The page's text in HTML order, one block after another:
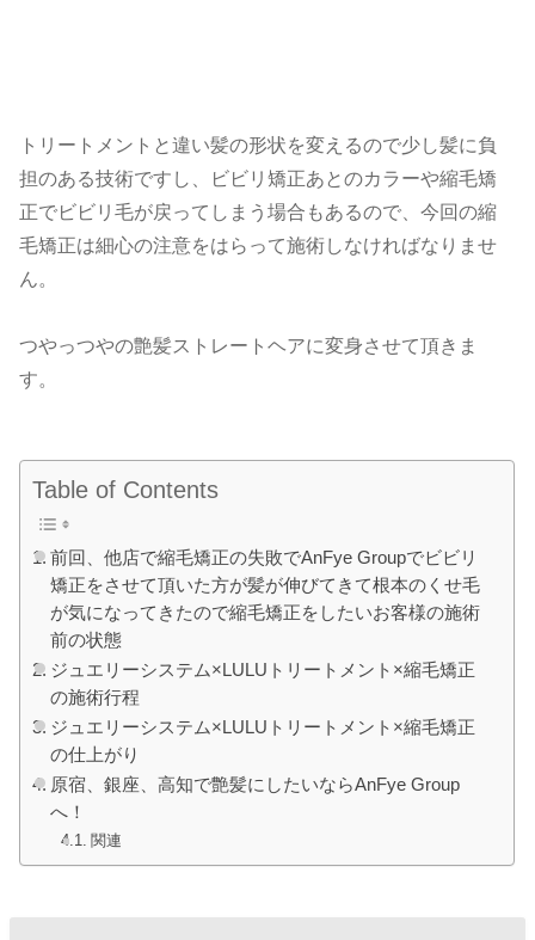
トリートメントと違い髪の形状を変えるので少し髪に負
担のある技術ですし、ビビリ矯正あとのカラーや縮毛矯
正でビビリ毛が戻ってしまう場合もあるので、今回の縮
毛矯正は細心の注意をはらって施術しなければなりませ
ん。
つやっつやの艶髪ストレートヘアに変身させて頂きま
す。
Table of Contents
前回、他店で縮毛矯正の失敗でAnFye Groupでビビリ
矯正をさせて頂いた方が髪が伸びてきて根本のくせ毛
が気になってきたので縮毛矯正をしたいお客様の施術
前の状態
ジュエリーシステム×LULUトリートメント×縮毛矯正
の施術行程
ジュエリーシステム×LULUトリートメント×縮毛矯正
の仕上がり
原宿、銀座、高知で艶髪にしたいならAnFye Group
へ！
関連